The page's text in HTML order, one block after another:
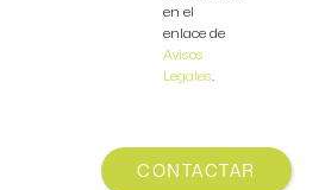
en el
enlace de
Avisos
Legales.
CONTACTAR